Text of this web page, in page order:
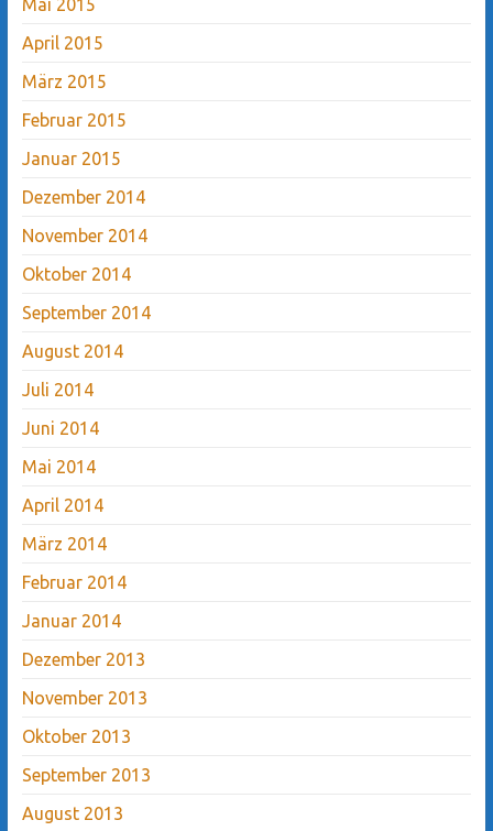
Mai 2015
April 2015
März 2015
Februar 2015
Januar 2015
Dezember 2014
November 2014
Oktober 2014
September 2014
August 2014
Juli 2014
Juni 2014
Mai 2014
April 2014
März 2014
Februar 2014
Januar 2014
Dezember 2013
November 2013
Oktober 2013
September 2013
August 2013